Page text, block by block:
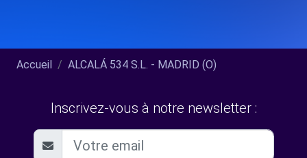
Accueil ALCALÁ 534 S.L. - MADRID (O)
Inscrivez-vous à notre newsletter :